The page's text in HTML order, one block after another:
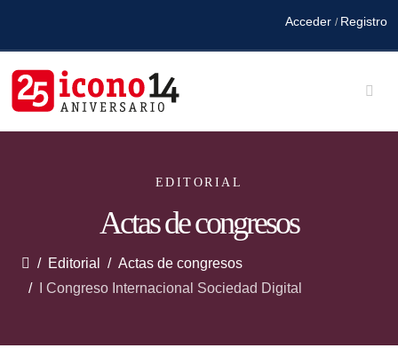
Acceder / Registro
EDITORIAL
Actas de congresos
Editorial
Actas de congresos
I Congreso Internacional Sociedad Digital